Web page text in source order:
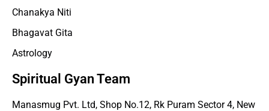
Chanakya Niti
Bhagavat Gita
Astrology
Spiritual Gyan Team
Manasmug Pvt. Ltd, Shop No.12, Rk Puram Sector 4, New